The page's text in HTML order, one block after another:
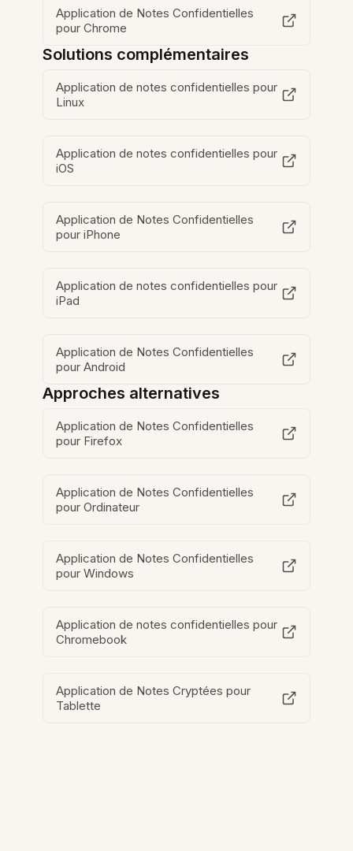
Application de Notes Confidentielles
pour Chrome
Solutions complémentaires
Application de notes confidentielles pour
Linux
Application de notes confidentielles pour
iOS
Application de Notes Confidentielles
pour iPhone
Application de notes confidentielles pour
iPad
Application de Notes Confidentielles
pour Android
Approches alternatives
Application de Notes Confidentielles
pour Firefox
Application de Notes Confidentielles
pour Ordinateur
Application de Notes Confidentielles
pour Windows
Application de notes confidentielles pour
Chromebook
Application de Notes Cryptées pour
Tablette